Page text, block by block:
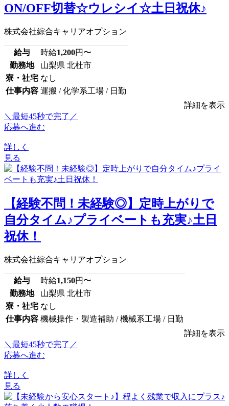
ON/OFF切替☆ウレシイ☆土日祝休♪
株式会社綜合キャリアオプション
給与 時給1,200円〜
勤務地
山梨県 北杜市
寮・社宅 なし
仕事内容 運搬 / 化学系工場 / 日勤
詳細を表示
＼最短45秒で完了／
応募へ進む
詳しく
見る
【経験不問！未経験◎】定時上がりで
自分タイム♪プライベートも充実♪土日
祝休！
株式会社綜合キャリアオプション
給与 時給1,150円〜
勤務地
山梨県 北杜市
寮・社宅 なし
仕事内容 機械操作・製造補助 / 機械系工場 / 日勤
詳細を表示
＼最短45秒で完了／
応募へ進む
詳しく
見る